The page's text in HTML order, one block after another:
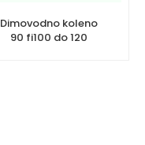
Dimovodno koleno
90 fi100 do 120